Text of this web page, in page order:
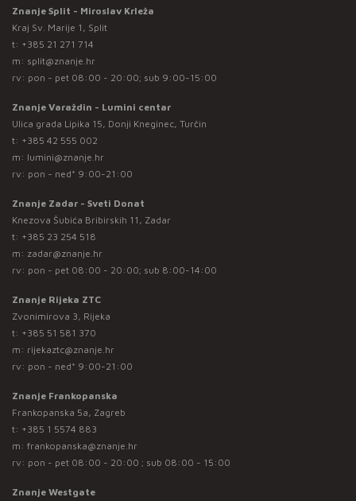
Znanje Split - Miroslav Krleža
Kraj Sv. Marije 1, Split
t: +385 21 271 714
m: split@znanje.hr
rv: pon - pet 08:00 - 20:00; sub 9:00-15:00
Znanje Varaždin - Lumini centar
Ulica grada Lipika 15, Donji Kneginec, Turčin
t: +385 42 555 002
m: lumini@znanje.hr
rv: pon - ned* 9:00-21:00
Znanje Zadar - Sveti Donat
Knezova Šubića Bribirskih 11, Zadar
t: +385 23 254 518
m: zadar@znanje.hr
rv: pon - pet 08:00 - 20:00; sub 8:00-14:00
Znanje Rijeka ZTC
Zvonimirova 3, Rijeka
t: +385 51 581 370
m: rijekaztc@znanje.hr
rv: pon - ned* 9:00-21:00
Znanje Frankopanska
Frankopanska 5a, Zagreb
t: +385 1 5574 883
m: frankopanska@znanje.hr
rv: pon - pet 08:00 - 20:00 ; sub 08:00 - 15:00
Znanje Westgate